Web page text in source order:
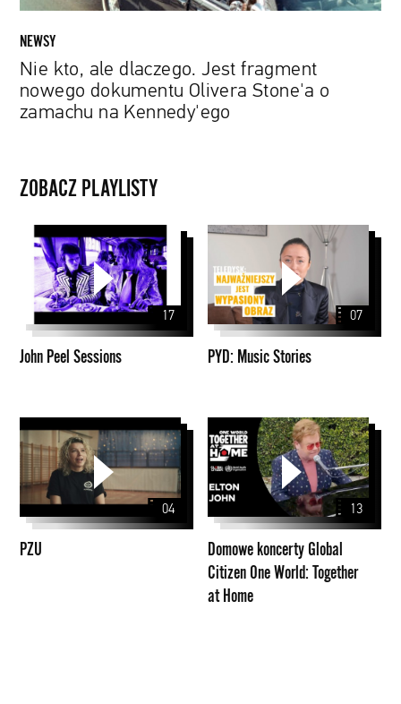
o
zamachu
Kennedy'ego
NEWSY
Nie kto, ale dlaczego. Jest fragment
nowego dokumentu Olivera Stone'a o
zamachu na Kennedy'ego
ZOBACZ PLAYLISTY
John
Peel
Sessions
17
John Peel Sessions
PYD:
Stories
07
PYD: Music Stories
PZU
04
PZU
Domowe
koncerty
Global
Citizen
Together
at
Home
13
Domowe koncerty Global
Citizen One World: Together
at Home